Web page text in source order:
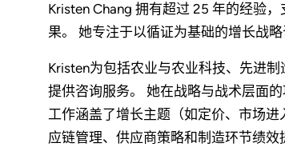
Kristen Chang 拥有超过 25 年的经验
果。 她专注于以循证为基础的增长战
Kristen为包括农业与农业科技、先进
提供咨询服务。 她在战略与战术层面
工作涵盖了增长主题（如定价、市场
应链管理、供应商策略和制造环节绩效